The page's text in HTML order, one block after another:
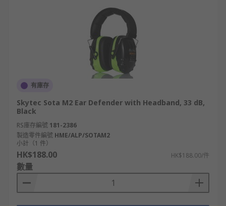
有庫存
Skytec Sota M2 Ear Defender with Headband, 33 dB,
Black
RS庫存編號 181-2386
製造零件編號 HME/ALP/SOTAM2
小計（1 件）
HK$188.00 HK$188.00/件
數量